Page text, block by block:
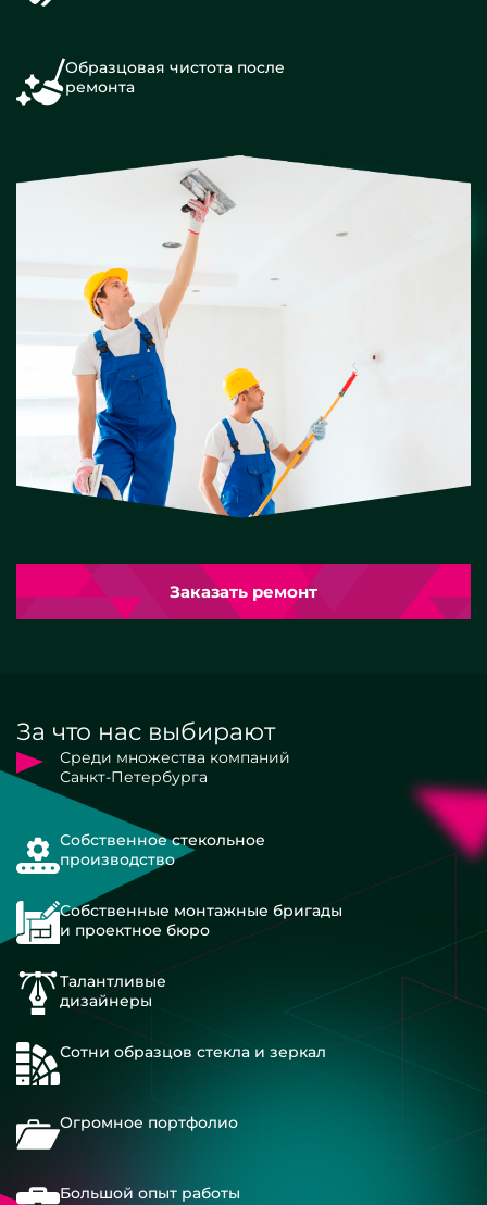
Образцовая чистота после
ремонта
Заказать ремонт
За что нас выбирают
Среди множества компаний
Санкт-Петербурга
Собственное стекольное
производство
Собственные монтажные бригады
и проектное бюро
Талантливые
дизайнеры
Сотни образцов стекла и зеркал
Огромное портфолио
Большой опыт работы